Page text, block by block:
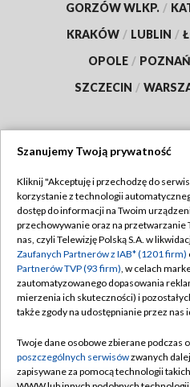
GORZÓW WLKP. /
KRAKÓW / LUBLIN /
OPOLE / POZNAŃ
SZCZECIN /
Abonament TVP
Emisja w TVP
Centrum informacji TVP
Naziemna Telewizja Cyfrowa
Rada Programowa
System NOS
Polityka
Moje
Szanujemy Twoją prywatność
Kliknij "Akceptuję i przechodzę do
korzystanie z technologii
dostęp do informacji na Twoim
przechowywanie oraz na przetwarzanie
nas, czyli Telewizję Polską S.A. w
Zaufanych Partnerów z IAB* (1201 firm)
Partnerów TVP (93 firm), w celach
zautomatyzowanego dopasowania
mierzenia ich skuteczności) i
także zgody na udostępnianie przez nas
Twoje dane osobowe zbierane podczas
poszczególnych serwisówzwanych
zapisywane za pomocą technologii